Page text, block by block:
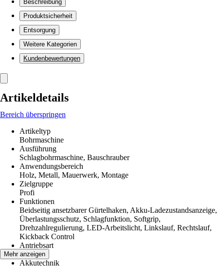
Beschreibung
Produktsicherheit
Entsorgung
Weitere Kategorien
Kundenbewertungen
Artikeldetails
Bereich überspringen
Artikeltyp
Bohrmaschine
Ausführung
Schlagbohrmaschine, Bauschrauber
Anwendungsbereich
Holz, Metall, Mauerwerk, Montage
Zielgruppe
Profi
Funktionen
Beidseitig ansetzbarer Gürtelhaken, Akku-Ladezustandsanzeige,
Überlastungsschutz, Schlagfunktion, Softgrip,
Drehzahlregulierung, LED-Arbeitslicht, Linkslauf, Rechtslauf,
Kickback Control
Antriebsart
Akku
Akkutechnik
Mehr anzeigen